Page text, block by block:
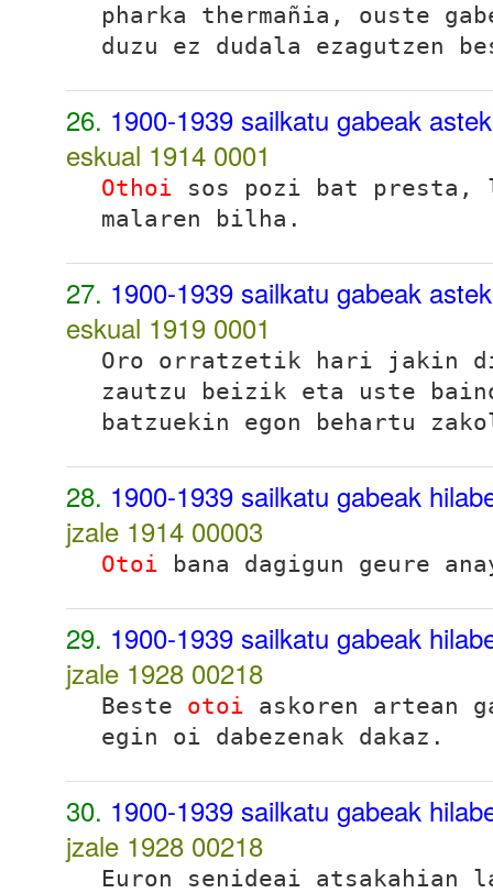
pharka thermañia, ouste
duzu ez dudala ezagutzen
26. 1900-1939 sailkatu gabeak
eskual 1914 0001
Othoi sos pozi bat presta,
malaren bilha.
27. 1900-1939 sailkatu gabeak
eskual 1919 0001
Oro orratzetik hari jakin
zautzu beizik eta uste
batzuekin egon behartu
28. 1900-1939 sailkatu gabeak
jzale 1914 00003
Otoi bana dagigun geure
29. 1900-1939 sailkatu gabeak
jzale 1928 00218
Beste otoi askoren artean
egin oi dabezenak dakaz.
30. 1900-1939 sailkatu gabeak
jzale 1928 00218
Euron senideai atsakahian